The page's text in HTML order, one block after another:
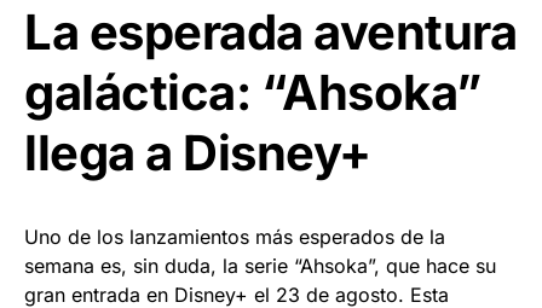
La esperada aventura
galáctica: “Ahsoka”
llega a Disney+
Uno de los lanzamientos más esperados de la
semana es, sin duda, la serie “Ahsoka”, que hace su
gran entrada en Disney+ el 23 de agosto. Esta